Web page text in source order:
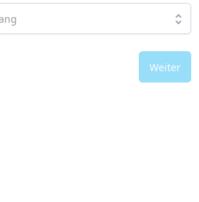
Weiter